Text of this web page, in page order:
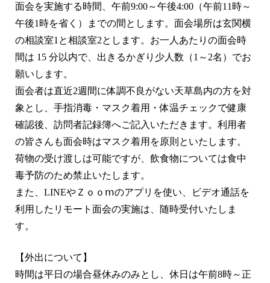
面会を実施する時間、午前9:00～午後4:00（午前11時～
午後1時を省く）までの間とします。面会場所は玄関横
の相談室1と相談室2とします。お一人あたりの面会時
間は 15 分以内で、出きるかぎり少人数（1～2名）でお
願いします。
面会者は直近2週間に体調不良がない天草島内の方を対
象とし、手指消毒・マスク着用・体温チェックで健康
確認後、訪問者記録簿へご記入いただきます。利用者
の皆さんも面会時はマスク着用を原則といたします。
荷物の受け渡しは可能ですが、飲食物については食中
毒予防のため禁止いたします。
また、LINEやＺｏｏⅿのアプリを使い、ビデオ通話を
利用したリモート面会の実施は、随時受付いたしま
す。
【外出について】
時間は平日の場合昼休みのみとし、休日は午前8時～正